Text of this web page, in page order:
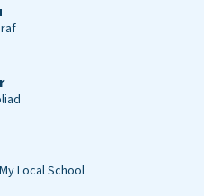
Local School